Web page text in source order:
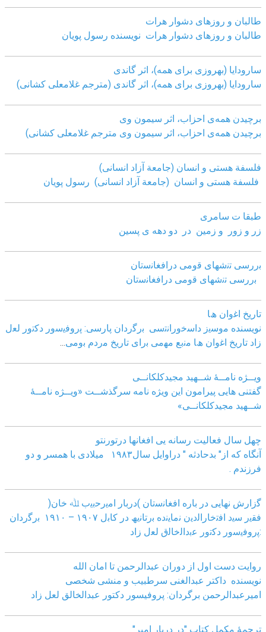
طالبان و روزهای دشوار هرات
طالبان و روزهای دشوار هرات نویسنده رسول پویان
سارودایا (بهروزی برای همه)، اثر گاندی
سارودایا (بهروزی برای همه)، اثر گاندی (مترجم غلامعلی کشانی)
برچیدن همه‌ی احزاب، اثر سیمون وی
برچیدن همه‌ی احزاب، اثر سیمون وی مترجم غلامعلی کشانی)
فلسفة هستی و انسان (جامعة آزاد انسانی)
فلسفة هستی و انسان (جامعة آزاد انسانی) رسول پویان
طبقا ت سامری
زر و زور و زمین در دو دهه ی پسین
ﺑررﺳﯽ ﺗﻧﺷﮭﺎی ﻗوﻣﯽ دراﻓﻐﺎﻧﺳﺗﺎن
ﺑررﺳﯽ ﺗﻧﺷﮭﺎی ﻗوﻣﯽ دراﻓﻐﺎﻧﺳﺗﺎن
ﺗﺎرﯾﺦ اﻏوان ھﺎ
نویسنده ﻣوﺳﯾز داﺳﺧوراﻧﺗﺳﯽ ﺑرﮔردان ﭘﺎرﺳﯽ: ﭘروﻓﯾﺳور دﮐﺗور ﻟﻌل
زاد ﺗﺎرﯾﺦ اﻏوان ھﺎ ﻣﻧﺑﻊ ﻣﮭﻣﯽ ﺑرای ﺗﺎرﯾﺦ ﻣردم ﺑوﻣﯽ
ویــژه نامــۀ شــهید مجیدکلکانــی
گفتنی هایی پیرامون این ویژه نامه سرگذشــت «ویــژه نامــۀ
شــهید مجیدکلکانــی»
چهل سال فعالیت رسانه یی افغانها درتورنتو
آنگاه که از" بدحادثه " دراوایل سال۱۹۸۳ میلادی با همسر و دو
فرزندم .
ﮔزارش ﻧﮭﺎﯾﯽ در ﺑﺎره اﻓﻐﺎﻧﺳﺗﺎن )درﺑﺎر اﻣﯾرﺣﺑﯾب ﷲ ﺧﺎن(
ﻓﻘﯾر ﺳﯾد اﻓﺗﺧﺎراﻟدﯾن ﻧﻣﺎﯾﻧده ﺑرﺗﺎﻧﯾﮫ در ﮐﺎﺑل ١٩٠٧ – ١٩١٠ ﺑرﮔردان
:ﭘروﻓﯾﺳور دﮐﺗور ﻋﺑداﻟﺧﺎﻟق ﻟﻌل زاد
روایت دست اول از دوران عبدالرحمن تا امان الله
نویسنده داکتر عبدالغنی سرطبیب و منشی شخصی
امیرعبدالرحمن برگردان: پروفیسور دکتور عبدالخالق لعل زاد
ترجمۀ مکمل کتاب "در دربار امیر"